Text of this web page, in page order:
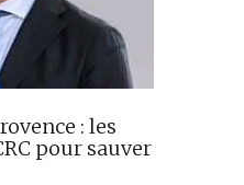
: les
pour sauver